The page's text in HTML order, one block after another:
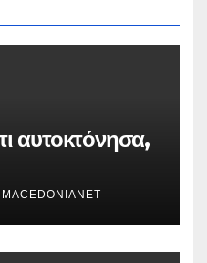
αυτοκτόνησα,
MACEDONIANET